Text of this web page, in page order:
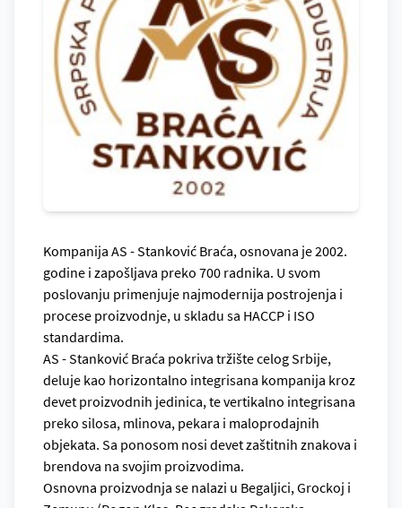
Kompanija AS - Stanković Braća, osnovana je 2002.
godine i zapošljava preko 700 radnika. U svom
poslovanju primenjuje najmodernija postrojenja i
procese proizvodnje, u skladu sa HACCP i ISO
standardima.
AS - Stanković Braća pokriva tržište celog Srbije,
deluje kao horizontalno integrisana kompanija kroz
devet proizvodnih jedinica, te vertikalno integrisana
preko silosa, mlinova, pekara i maloprodajnih
objekata. Sa ponosom nosi devet zaštitnih znakova i
brendova na svojim proizvodima.
Osnovna proizvodnja se nalazi u Begaljici, Grockoj i